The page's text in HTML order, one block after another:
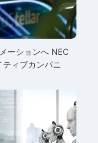
ーションへ NEC
ィブカンパニ